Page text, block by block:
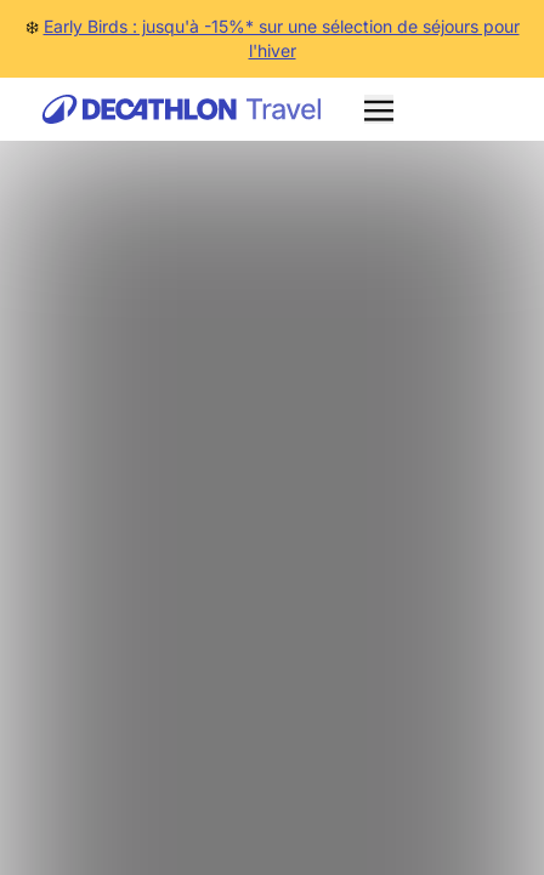
❄️ Early Birds : jusqu'à -15%* sur une sélection de séjours pour
l'hiver